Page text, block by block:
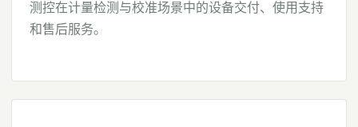
测控在计量检测与校准场景中的设备交付、使用支持
和售后服务。